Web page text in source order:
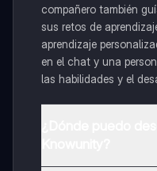
compañero también
sus retos de
aprendizaje
en el chat y una
las habilidades y el